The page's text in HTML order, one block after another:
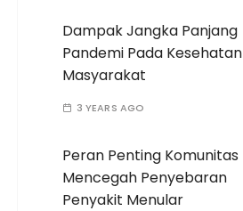
Dampak Jangka Panjang
Pandemi Pada Kesehatan
Masyarakat
3 YEARS AGO
Peran Penting Komunitas
Mencegah Penyebaran
Penyakit Menular